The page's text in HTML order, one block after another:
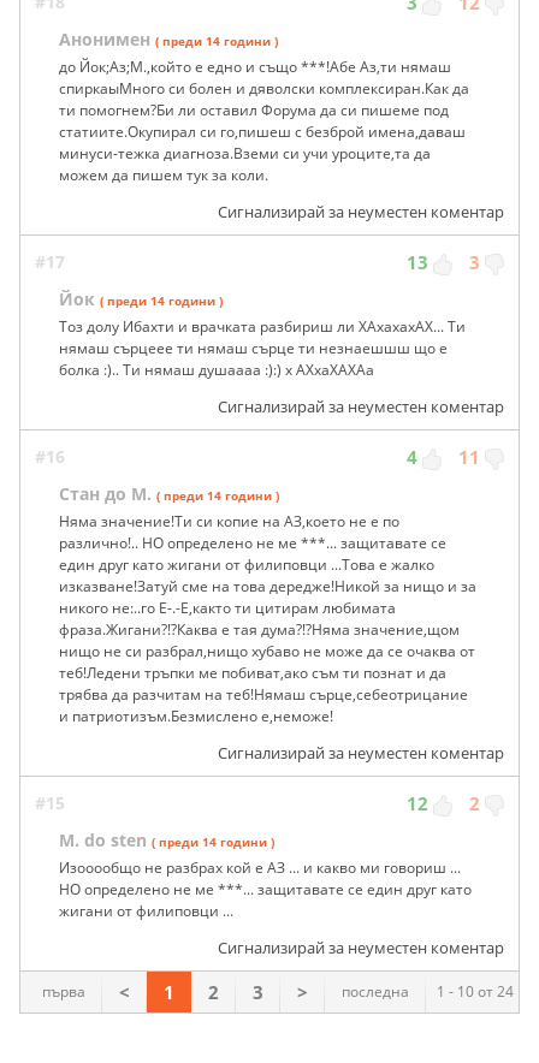
Анонимен ( преди 14 години )
до Йок;Аз;М.,който е едно и също ***!Абе Аз,ти нямаш
спиркаыМного си болен и дяволски комплексиран.Как да
ти помогнем?Би ли оставил Форума да си пишеме под
статиите.Окупирал си го,пишеш с безброй имена,даваш
минуси-тежка диагноза.Вземи си учи уроците,та да
можем да пишем тук за коли.
Сигнализирай за неуместен коментар
#17 13 3
Йок ( преди 14 години )
Тоз долу Ибахти и врачката разбириш ли ХАхахахАХ... Ти
нямаш сърцеее ти нямаш сърце ти незнаешшш що е
болка :).. Ти нямаш душаааа :):) х АХхаХАХАа
Сигнализирай за неуместен коментар
#16 4 11
Стан до М. ( преди 14 години )
Няма значение!Ти си копие на АЗ,което не е по
различно!.. НО определено не ме ***... защитавате се
един друг като жигани от филиповци ...Това е жалко
изказване!Затуй сме на това дередже!Никой за нищо и за
никого не:..го Е-.-Е,както ти цитирам любимата
фраза.Жигани?!?Каква е тая дума?!?Няма значение,щом
нищо не си разбрал,нищо хубаво не може да се очаква от
теб!Ледени тръпки ме побиват,ако съм ти познат и да
трябва да разчитам на теб!Нямаш сърце,себеотрицание
и патриотизъм.Безмислено е,неможе!
Сигнализирай за неуместен коментар
#15 12 2
M. do sten ( преди 14 години )
Изооообщо не разбрах кой е АЗ ... и какво ми говориш ...
НО определено не ме ***... защитавате се един друг като
жигани от филиповци ...
Сигнализирай за неуместен коментар
1 - 10 от 24
първа < 1 2 3 > последна